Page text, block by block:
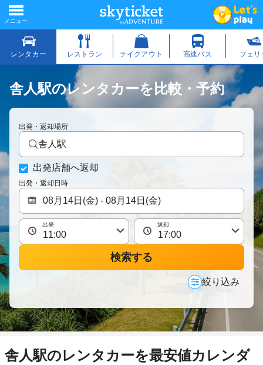
舎人駅のレンタカーを比較・予約
出発・返却場所
舎人駅
出発店舗へ返却
出発・返却日時
出発 返却
検索する
絞り込み
舎人駅のレンタカーを最安値カレンダ